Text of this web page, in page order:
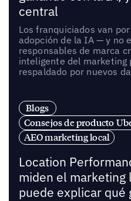
central
Los franquiciados van
adopción de la IA — y no
responsables de marca
inteligente del marketing
respaldado por nuevos
Blogs
Consejos de producto
AEO marketing local
Location
miden el marketing
puede explicar qué